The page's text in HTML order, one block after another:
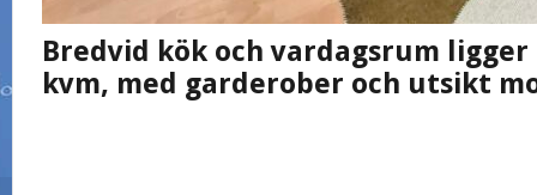
Bredvid kök och vardagsrum
kvm, med garderober och utsikt